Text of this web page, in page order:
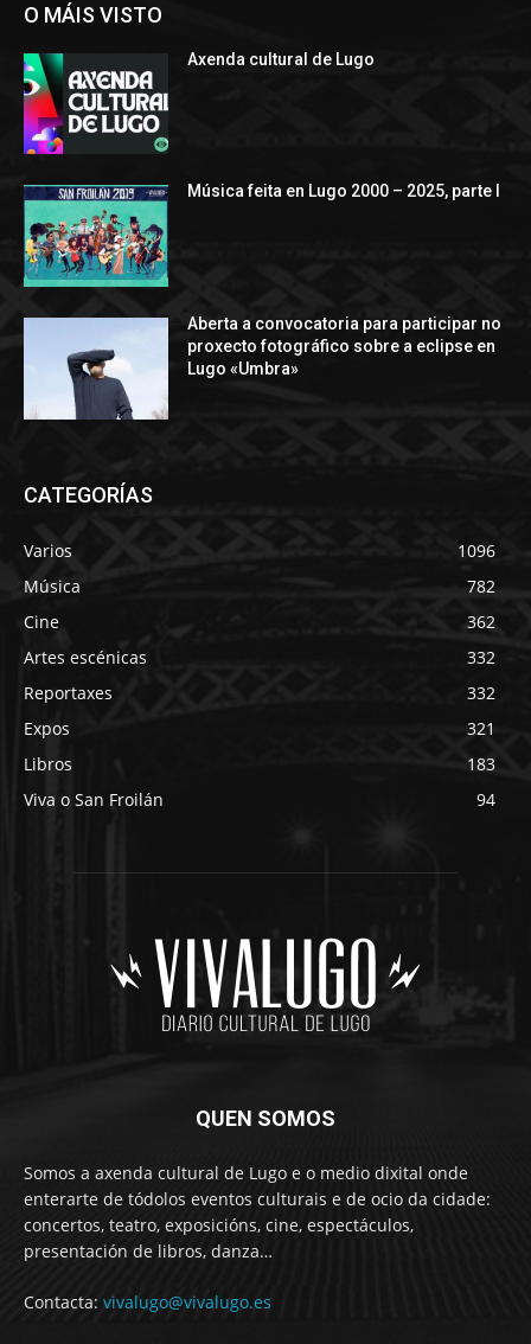
O MÁIS VISTO
Axenda cultural de Lugo
Música feita en Lugo 2000 – 2025, parte I
Aberta a convocatoria para participar no
proxecto fotográfico sobre a eclipse en
Lugo «Umbra»
CATEGORÍAS
Varios
1096
Música
782
Cine
362
Artes escénicas
332
Reportaxes
332
Expos
321
Libros
183
Viva o San Froilán
94
QUEN SOMOS
Somos a axenda cultural de Lugo e o medio dixital onde
enterarte de tódolos eventos culturais e de ocio da cidade:
concertos, teatro, exposicións, cine, espectáculos,
presentación de libros, danza…
Contacta: vivalugo@vivalugo.es